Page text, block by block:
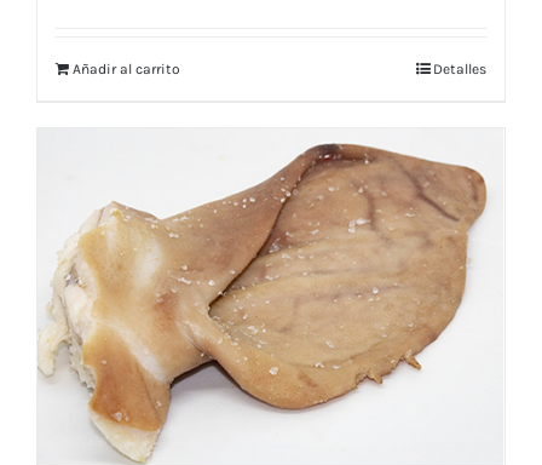
Añadir al carrito Detalles